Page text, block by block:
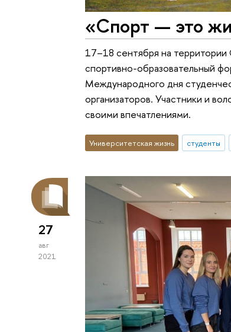
«Спорт — это
17–18 сентября на
спортивно-образовательный
Международного дня
организаторов. Участники и
своими впечатлениями.
Университетская жизнь студенты
27
авг
2021